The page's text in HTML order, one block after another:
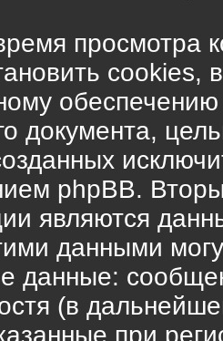
просмотра
cookies,
документа,
phpBB.
являются
данными
данные:
(в
при